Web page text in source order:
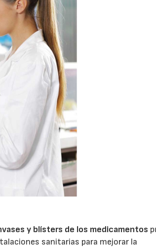
y blísters de los medicamentos
sanitarias para mejorar la